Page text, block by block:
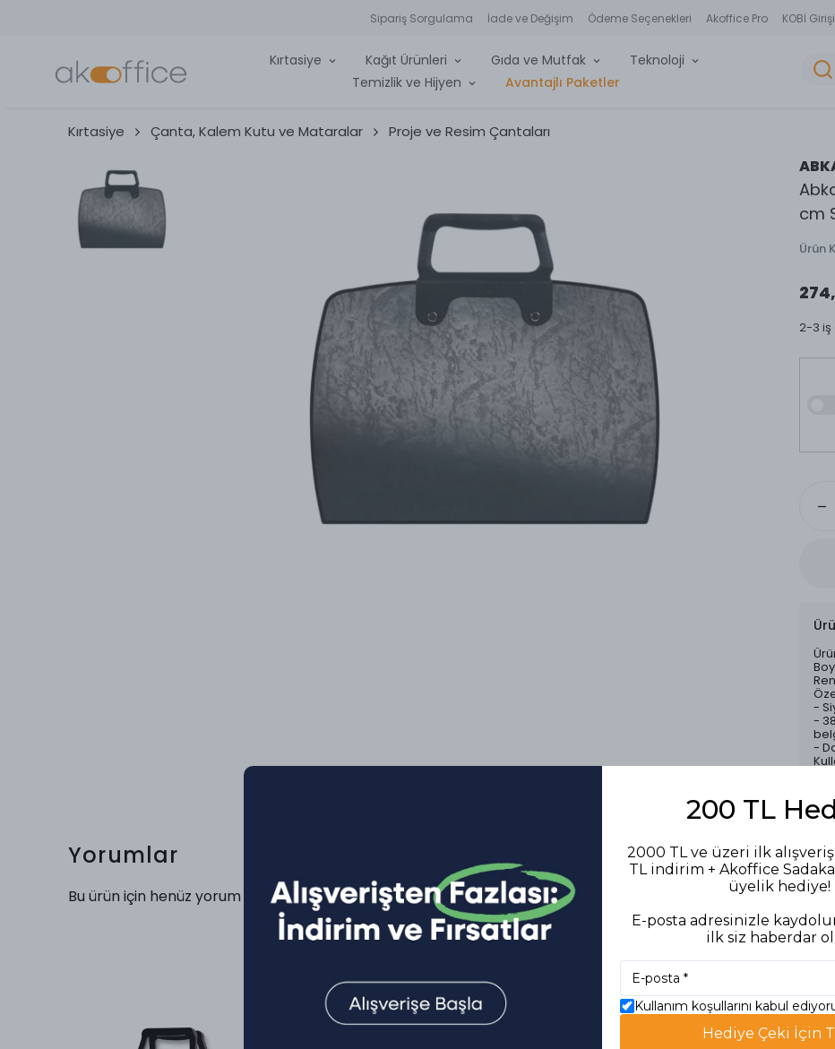
Sipariş Sorgulama İade ve Değişim Ödeme Seçenekleri Akoffice Pro KOBİ Girişi
Kırtasiye Kağıt Ürünleri Gıda ve Mutfak
Teknoloji
Temizlik ve Hijyen
Avantajlı Paketler
Kırtasiye Çanta, Kalem Kutu ve Mataralar Proje ve Resim Çantaları
cm
Ürün
2-3
-
-
-
Yorumlar
Bu ürün için henüz yorum yapılmamış.
Benzer Ürünler
200 TL
2000 TL ve üzeri ilk
TL indirim + Akoffice
üyelik hediye!
E-posta adresinizle
ilk siz haberdar
Kullanım koşullarını kabul
Hediye Çeki İçin